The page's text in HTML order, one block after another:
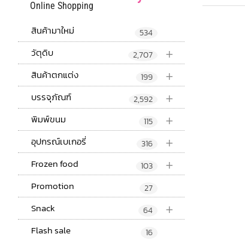
Online Shopping
สินค้ามาใหม่ 534
+
วัตุดิบ 2,707
+
สินค้าตกแต่ง 199
+
บรรจุภัณฑ์ 2,592
+
พิมพ์ขนม 115
+
อุปกรณ์เบเกอรี่ 316
+
Frozen food 103
Promotion 27
+
Snack 64
Flash sale 16